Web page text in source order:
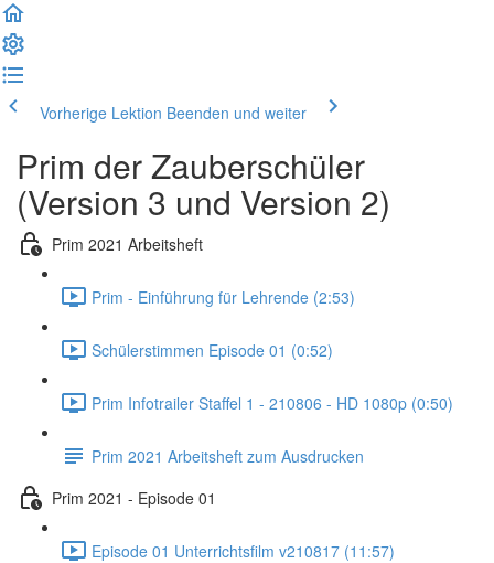
Vorherige Lektion Beenden und weiter
Prim der Zauberschüler
(Version 3 und Version 2)
Prim 2021 Arbeitsheft
Prim - Einführung für Lehrende (2:53)
Schülerstimmen Episode 01 (0:52)
Prim Infotrailer Staffel 1 - 210806 - HD 1080p (0:50)
Prim 2021 Arbeitsheft zum Ausdrucken
Prim 2021 - Episode 01
Episode 01 Unterrichtsfilm v210817 (11:57)